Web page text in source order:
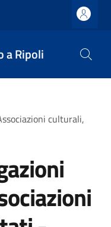
a Ripoli
culturali,